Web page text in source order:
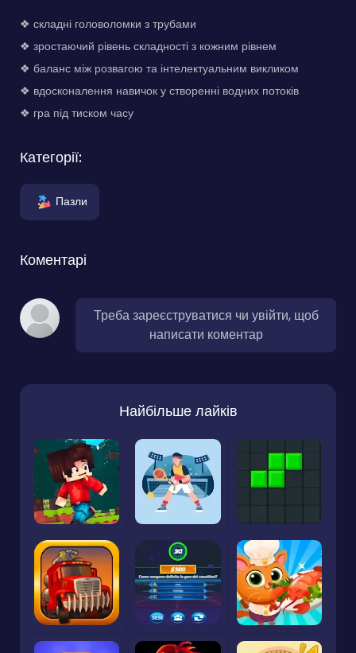
❖ складні головоломки з трубами
❖ зростаючий рівень складності з кожним рівнем
❖ баланс між розвагою та інтелектуальним викликом
❖ вдосконалення навичок у створенні водних потоків
❖ гра під тиском часу
Категорії:
Пазли
Коментарі
Треба зареєструватися чи увійти, щоб
написати коментар
Найбільше лайків